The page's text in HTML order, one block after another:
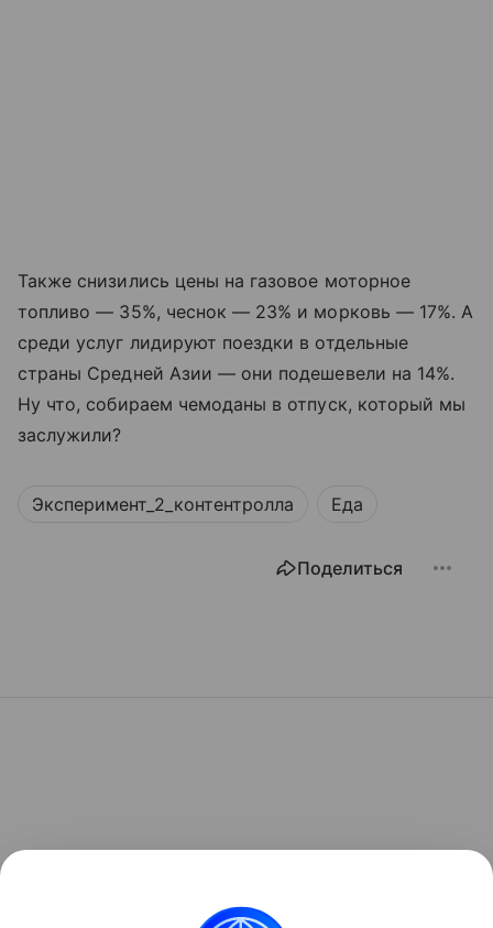
Также снизились цены на газовое моторное
топливо — 35%, чеснок — 23% и морковь — 17%. А
среди услуг лидируют поездки в отдельные
страны Средней Азии — они подешевели на 14%.
Ну что, собираем чемоданы в отпуск, который мы
заслужили?
Эксперимент_2_контентролла Еда
Поделиться